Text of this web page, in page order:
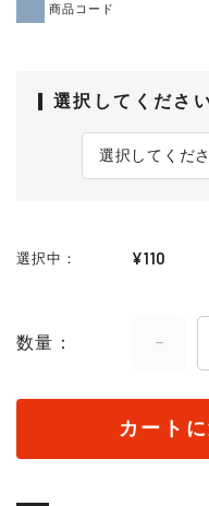
商品コード
選択してくださ
選択中 ¥110
数量
カート